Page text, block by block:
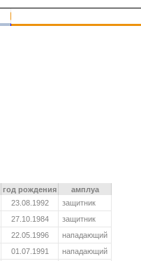
год рождения
амплуа
23.08.1992
защитник
27.10.1984
защитник
22.05.1996
нападающий
01.07.1991
нападающий